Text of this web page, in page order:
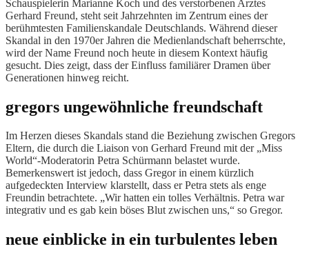
Schauspielerin Marianne Koch und des verstorbenen Arztes
Gerhard Freund, steht seit Jahrzehnten im Zentrum eines der
berühmtesten Familienskandale Deutschlands. Während dieser
Skandal in den 1970er Jahren die Medienlandschaft beherrschte,
wird der Name Freund noch heute in diesem Kontext häufig
gesucht. Dies zeigt, dass der Einfluss familiärer Dramen über
Generationen hinweg reicht.
gregors ungewöhnliche freundschaft
Im Herzen dieses Skandals stand die Beziehung zwischen Gregors
Eltern, die durch die Liaison von Gerhard Freund mit der „Miss
World“-Moderatorin Petra Schürmann belastet wurde.
Bemerkenswert ist jedoch, dass Gregor in einem kürzlich
aufgedeckten Interview klarstellt, dass er Petra stets als enge
Freundin betrachtete. „Wir hatten ein tolles Verhältnis. Petra war
integrativ und es gab kein böses Blut zwischen uns,“ so Gregor.
neue einblicke in ein turbulentes leben